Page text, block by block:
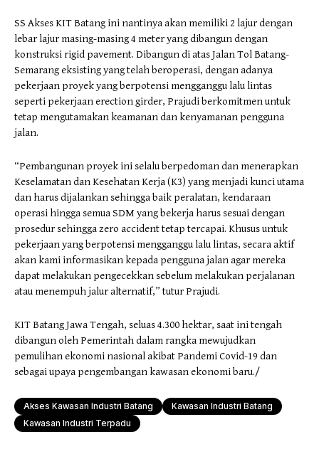
SS Akses KIT Batang ini nantinya akan memiliki 2 lajur dengan
lebar lajur masing-masing 4 meter yang dibangun dengan
konstruksi rigid pavement. Dibangun di atas Jalan Tol Batang-
Semarang eksisting yang telah beroperasi, dengan adanya
pekerjaan proyek yang berpotensi mengganggu lalu lintas
seperti pekerjaan erection girder, Prajudi berkomitmen untuk
tetap mengutamakan keamanan dan kenyamanan pengguna
jalan.
“Pembangunan proyek ini selalu berpedoman dan menerapkan
Keselamatan dan Kesehatan Kerja (K3) yang menjadi kunci utama
dan harus dijalankan sehingga baik peralatan, kendaraan
operasi hingga semua SDM yang bekerja harus sesuai dengan
prosedur sehingga zero accident tetap tercapai. Khusus untuk
pekerjaan yang berpotensi mengganggu lalu lintas, secara aktif
akan kami informasikan kepada pengguna jalan agar mereka
dapat melakukan pengecekkan sebelum melakukan perjalanan
atau menempuh jalur alternatif,” tutur Prajudi.
KIT Batang Jawa Tengah, seluas 4.300 hektar, saat ini tengah
dibangun oleh Pemerintah dalam rangka mewujudkan
pemulihan ekonomi nasional akibat Pandemi Covid-19 dan
sebagai upaya pengembangan kawasan ekonomi baru./
Akses Kawasan Industri Batang
Kawasan Industri Batang
Kawasan Industri Terpadu